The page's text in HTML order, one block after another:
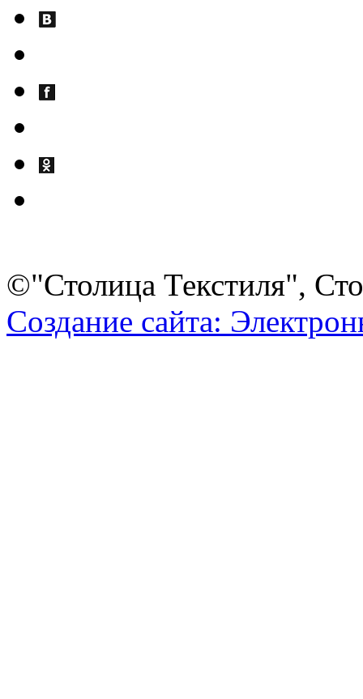
©"Столица Текстиля",
Создание сайта: